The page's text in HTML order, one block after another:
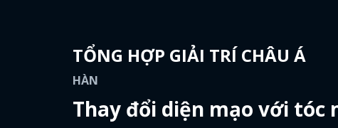
TỔNG HỢP GIẢI TRÍ CHÂU Á
HÀN
Thay đổi diện mạo với tóc